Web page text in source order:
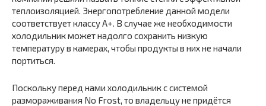
теплоизоляцией. Энергопотребление данной модели
соответствует классу A+. В случае же необходимости
холодильник может надолго сохранить низкую
температуру в камерах, чтобы продукты в них не начали
портиться.
Поскольку перед нами холодильник с системой
размораживания No Frost, то владельцу не придётся